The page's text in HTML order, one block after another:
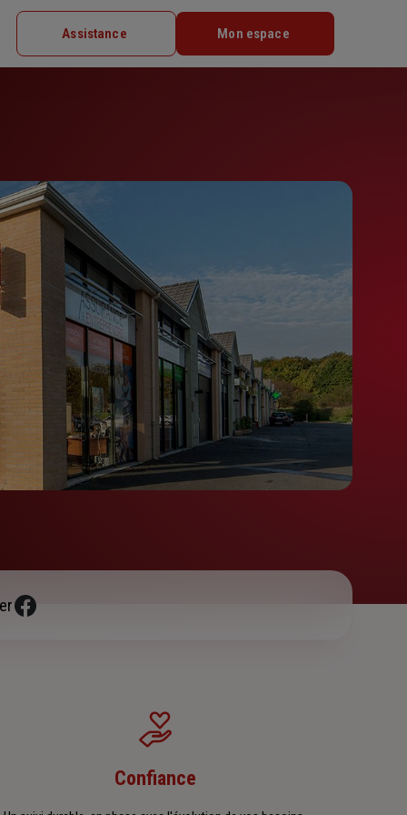
Assistance Mon espace
Confiance